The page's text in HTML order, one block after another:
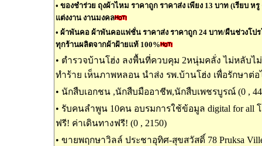
• ของชำร่วย ถุงผ้าไหม ราคาถูก ราคาส่ง เพียง 13 บาท (เรียบ ห
แต่งงาน งานมงคล
• ผ้าพันคอ ผ้าพันคอแฟชั่น ราคาส่ง ราคาถูก 24 บาท/ผืนช่วงโป
ทุกร้านผลิตจากผ้าฝ้ายแท้ 100%
• ตำรวจบ้านโฮ่ง ลงพื้นที่ควบคุม 2หนุ่มคลั่ง ไม่หลับ
ทำร้าย เห็นภาพหลอน นำส่ง รพ.บ้านโฮ่ง เพื่อรักษาต่อ
• นักสืบเอกชน ,นักสืบมืออาชีพ,นักสืบเพชรบูรณ์ (0 ,
• รับคนลำพูน 10คน อบรมการใช้ข้อมูล digital for all
ฟรี! ค่าเดินทางฟรี! (0 , 2150)
• ขายพฤกษาวิลล์ ประชาอุทิศ-สุขสวัสดิ์ 78 Pruksa Ville